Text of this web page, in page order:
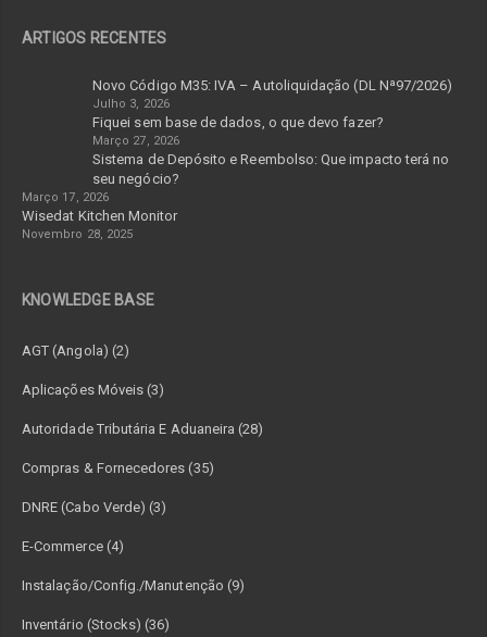
ARTIGOS RECENTES
Novo Código M35: IVA – Autoliquidação (DL Nª97/2026)
Julho 3, 2026
Fiquei sem base de dados, o que devo fazer?
Março 27, 2026
Sistema de Depósito e Reembolso: Que impacto terá no
seu negócio?
Março 17, 2026
Wisedat Kitchen Monitor
Novembro 28, 2025
KNOWLEDGE BASE
AGT (Angola) (2)
Aplicações Móveis (3)
Autoridade Tributária E Aduaneira (28)
Compras & Fornecedores (35)
DNRE (Cabo Verde) (3)
E-Commerce (4)
Instalação/Config./Manutenção (9)
Inventário (Stocks) (36)